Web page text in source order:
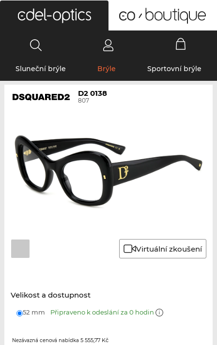
Sluneční brýle Brýle Sportovní brýle
D2 0138
807
Virtuální zkoušení
Velikost a dostupnost
52 mm Připraveno k odeslání za 0 hodin
Nezávazná cenová nabídka 5 555,77 Kč